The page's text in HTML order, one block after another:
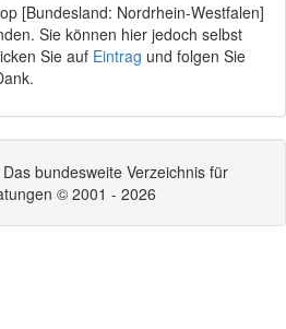
[Bundesland: Nordrhein-Westfalen]
Sie können hier jedoch selbst
Sie auf Eintrag und folgen Sie
bundesweite Verzeichnis für
© 2001 - 2026